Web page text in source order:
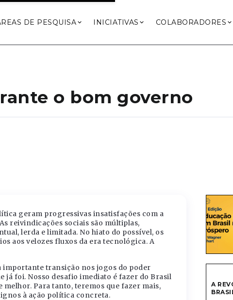
DE PESQUISA INICIATIVAS COLABORADORES
o bom governo
geram progressivas insatisfações com a
reivindicações sociais são múltiplas,
lerda e limitada. No hiato do possível, os
aos velozes fluxos da era tecnológica. A
importante transição nos jogos do poder
já foi. Nosso desafio imediato é fazer do Brasil
Para tanto, teremos que fazer mais,
à ação política concreta.
A